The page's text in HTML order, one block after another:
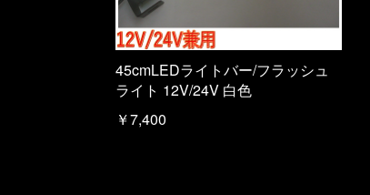
45cmLEDライトバー/フラッシュ
ライト 12V/24V 白色
￥7,400